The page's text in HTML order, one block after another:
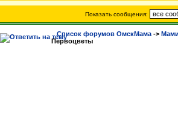
Показать сообщения:
Список форумов ОмскМама ->
Первоцветы